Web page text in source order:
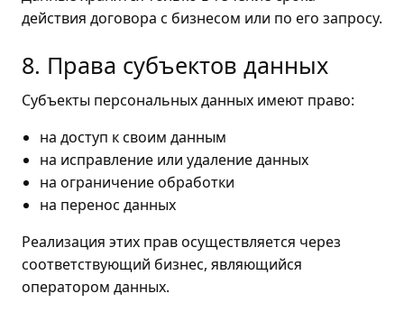
действия договора с бизнесом или по его запросу.
8. Права субъектов данных
Субъекты персональных данных имеют право:
на доступ к своим данным
на исправление или удаление данных
на ограничение обработки
на перенос данных
Реализация этих прав осуществляется через
соответствующий бизнес, являющийся
оператором данных.